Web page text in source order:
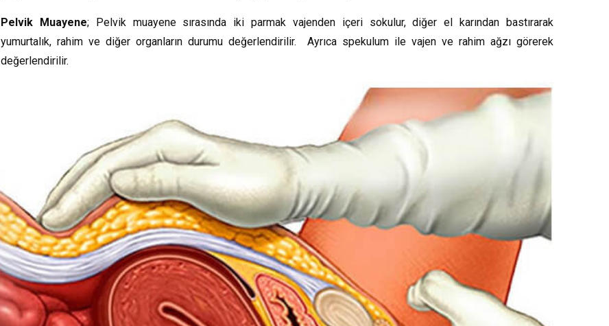
Pelvik Muayene; Pelvik muayene sırasında iki parmak vajenden içeri sokulur, diğer el karından bastırarak
yumurtalık, rahim ve diğer organların durumu değerlendirilir. Ayrıca spekulum ile vajen ve rahim ağzı görerek
değerlendirilir.